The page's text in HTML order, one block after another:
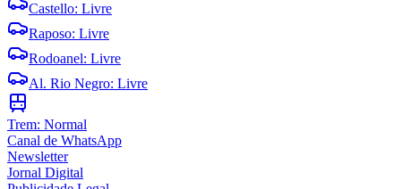
Castello: Livre
Raposo: Livre
Rodoanel: Livre
Al. Rio Negro: Livre
Trem: Normal
Canal de WhatsApp
Newsletter
Jornal Digital